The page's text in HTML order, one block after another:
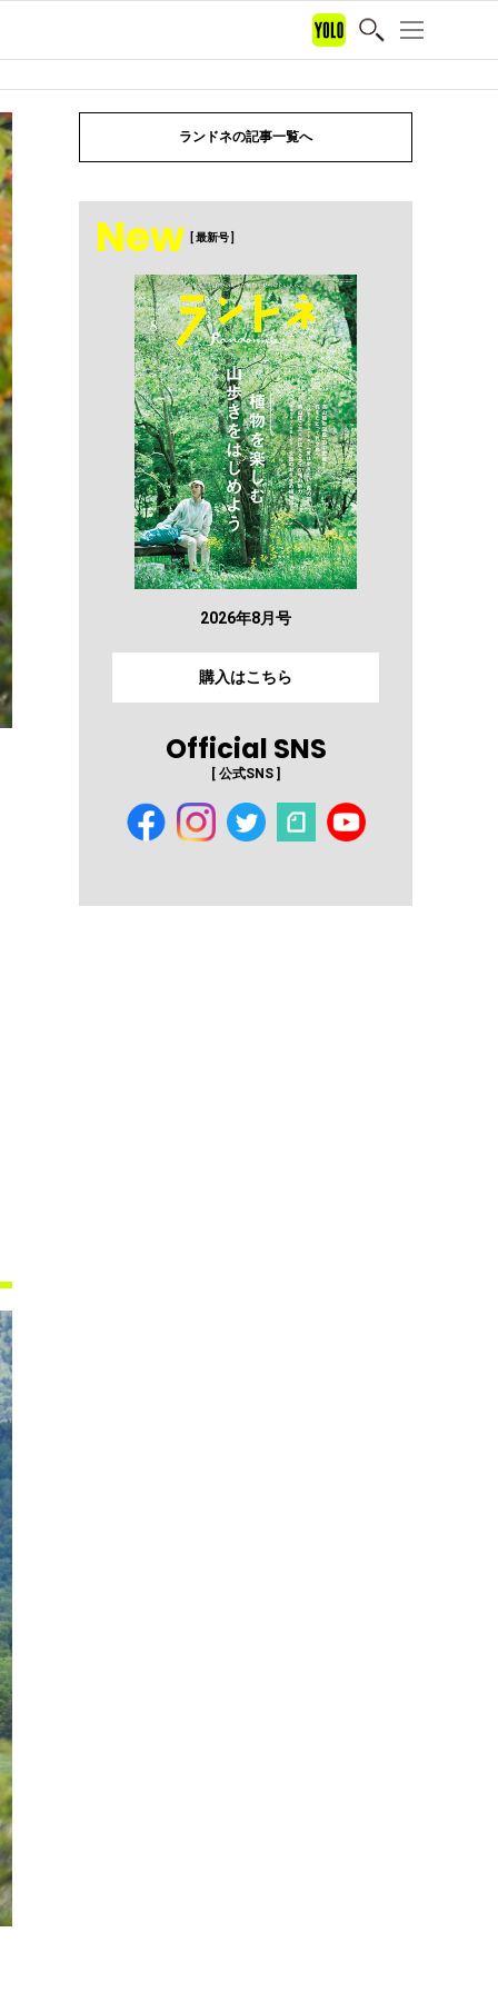
ランドネの記事一覧へ
New [ 最新号 ]
2026年8月号
購入はこちら
Official SNS
[ 公式SNS ]